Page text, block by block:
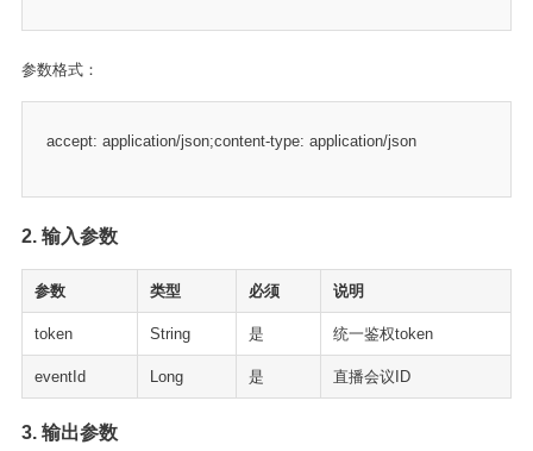
参数格式：
accept: application/json;content-type: application/json
2. 输入参数
参数 类型 必须 说明
token String 是 统一鉴权token
eventId Long 是 直播会议ID
3. 输出参数